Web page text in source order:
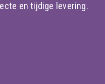
en tijdige levering.